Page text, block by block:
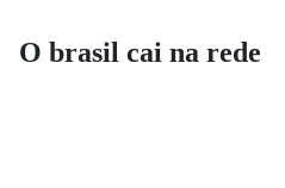
O brasil cai na rede